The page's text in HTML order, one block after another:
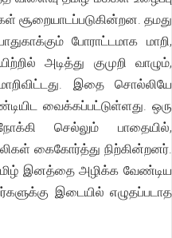
சூறையாடப்படுகின்றன. தமது
போராட்டமாக மாறி,
அடித்து குமுறி வாழும்,
இதை சொல்லியே
வைக்கப்பட்டுள்ளது. ஒரு
செல்லும் பாதையில்,
கைகோர்த்து நிற்கின்றனர்.
இனத்தை அழிக்க வேண்டிய
இடையில் எழுதப்படாத